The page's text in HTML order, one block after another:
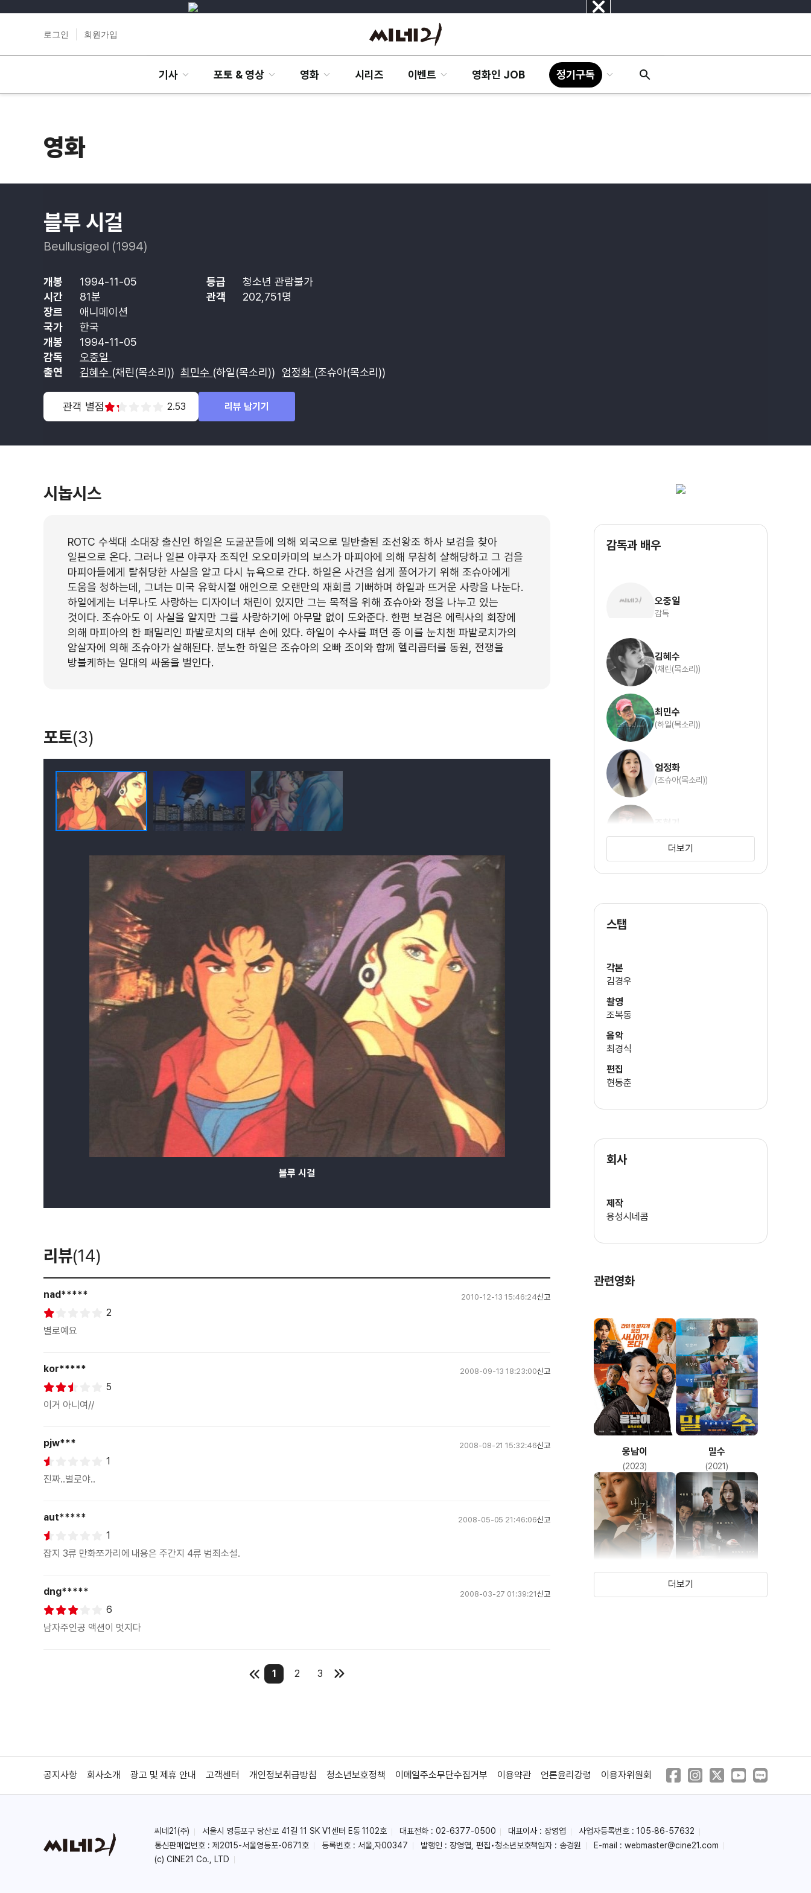
닫
로그인 회원가입
기사 포토 & 영상 영화 시리즈 이벤트 영화인 JOB 정기구독
영화
블루 시걸
Beullusigeol (1994)
개봉 1994-11-05 등급
청소년 관람불가
시간
81분 관객
202,751명
장르
애니메이션
국가
한국
개봉
1994-11-05
감독
오중일
출연
김혜수 (채린(목소리)) 최민수 (하일(목소리)) 엄정화 (조슈아(목소리))
관객 별점 2.53 리뷰 남기기
시놉시스
ROTC 수색대 소대장 출신인 하일은 도굴꾼들에 의해 외국으로 밀반출된 조선왕조 하사 보검을 찾아
일본으로 온다. 그러나 일본 야쿠자 조직인 오오미카미의 보스가 마피아에 의해 무참히 살해당하고 그 검을
마피아들에게 탈취당한 사실을 알고 다시 뉴욕으로 간다. 하일은 사건을 쉽게 풀어가기 위해 조슈아에게
도움을 청하는데, 그녀는 미국 유학시절 애인으로 오랜만의 재회를 기뻐하며 하일과 뜨거운 사랑을 나눈다.
하일에게는 너무나도 사랑하는 디자이너 채린이 있지만 그는 목적을 위해 죠슈아와 정을 나누고 있는
것이다. 조슈아도 이 사실을 알지만 그를 사랑하기에 아무말 없이 도와준다. 한편 보검은 에릭사의 회장에
의해 마피아의 한 패밀리인 파발로치의 대부 손에 있다. 하일이 수사를 펴던 중 이를 눈치챈 파발로치가의
암살자에 의해 조슈아가 살해된다. 분노한 하일은 조슈아의 오빠 조이와 함께 헬리콥터를 동원, 전쟁을
방불케하는 일대의 싸움을 벌인다.
포토(3)
블루 시걸
리뷰(14)
nad***** 2010-12-13 15:46:24신고
2
별로예요
kor***** 2008-09-13 18:23:00신고
5
이거 아니여//
pjw*** 2008-08-21 15:32:46신고
1
진짜..별로야..
aut***** 2008-05-05 21:46:06신고
1
잡지 3류 만화쪼가리에 내용은 주간지 4류 범죄소설.
dng***** 2008-03-27 01:39:21신고
6
남자주인공 액션이 멋지다
1 2 3
감독과 배우
오중일
감독
김혜수
(채린(목소리))
최민수
(하일(목소리))
엄정화
(조슈아(목소리))
조형기
(조이(목소리))
더보기
스탭
각본
김경우
촬영
조복동
음악
최경식
편집
현동춘
회사
제작
용성시네콤
관련영화
웅남이
(2023)
밀수
(2021)
굿바이 싱글
(2016)
미옥
(2016)
더보기
공지사항 회사소개 광고 및 제휴 안내 고객센터 개인정보취급방침 청소년보호정책 이메일주소무단수집거부 이용약관 언론윤리강령 이용자위원회
씨네21(주) 서울시 영등포구 당산로 41길 11 SK V1센터 E동 1102호 대표전화 : 02-6377-0500 대표이사 : 장영엽
사업자등록번호 : 105-86-57632
통신판매업번호 : 제2015-서울영등포-0671호
등록번호 : 서울,자00347 발행인 : 장영엽, 편집•청소년보호책임자 : 송경원 E-mail : webmaster@cine21.com
(c) CINE21 Co., LTD